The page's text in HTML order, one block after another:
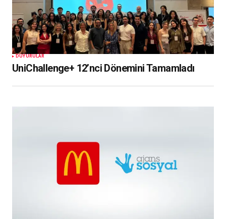
DUYURULAR
UniChallenge+ 12’nci Dönemini Tamamladı